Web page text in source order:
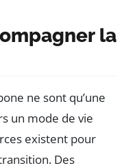
la
ne sont qu’une
un mode de vie
existent pour
Des